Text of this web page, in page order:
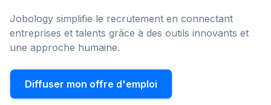
Jobology simplifie le recrutement en connectant
entreprises et talents grâce à des outils innovants et
une approche humaine.
Diffuser mon offre d'emploi